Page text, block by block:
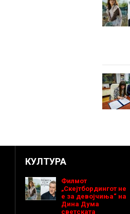
КУЛТУРА
Филмот
„Скејтбордингот не
е за девојчиња“ на
Дина Дума
светската